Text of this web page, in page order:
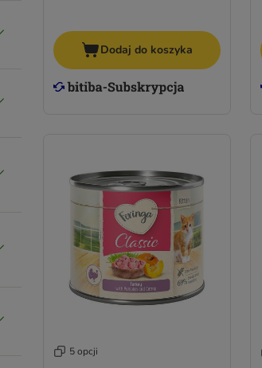
)
Dodaj do koszyka
5 opcji